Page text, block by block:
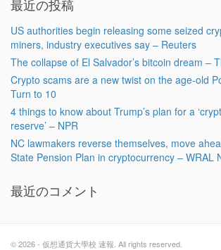
最近の投稿
US authorities begin releasing some seized
miners, industry executives say – Reuters
The collapse of El Salvador’s bitcoin dream –
Crypto scams are a new twist on the age-old
Turn to 10
4 things to know about Trump’s plan for a
reserve’ – NPR
NC lawmakers reverse themselves, move
State Pension Plan in cryptocurrency – WRAL
最近のコメント
© 2026 - 仮想通貨大學校 速報. All rights reserved.